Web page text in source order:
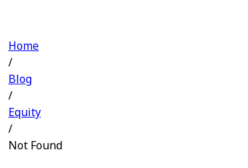
Home
/
Blog
/
Equity
/
Not Found